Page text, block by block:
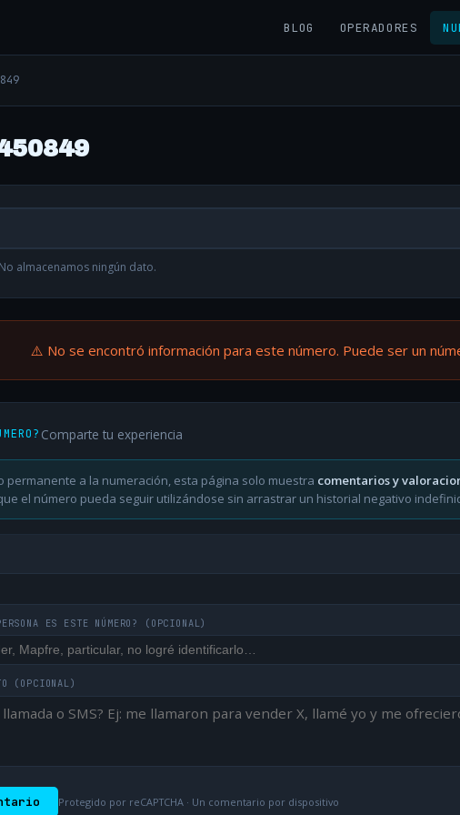
BLOG OPERADORES
almacenamos ningún dato.
⚠️ No se encontró información para este número. Puede ser un
Comparte tu experiencia
permanente a la numeración, esta página solo muestra comentarios y
el número pueda seguir utilizándose sin arrastrar un historial negativo
ES ESTE NÚMERO? (OPCIONAL)
(OPCIONAL)
Protegido por reCAPTCHA · Un comentario por dispositivo